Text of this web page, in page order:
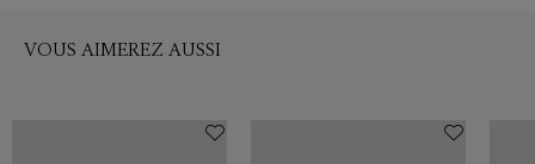
VOUS AIMEREZ AUSSI